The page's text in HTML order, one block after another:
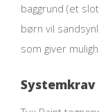
baggrund (et
børn vil
som giver
Systemkrav